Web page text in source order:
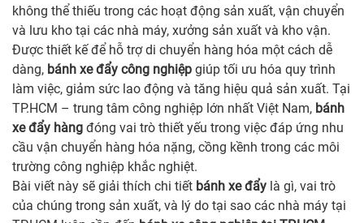
không thể thiếu trong các hoạt động sản xuất, vận chuyển
và lưu kho tại các nhà máy, xưởng sản xuất và kho vận.
Được thiết kế để hỗ trợ di chuyển hàng hóa một cách dễ
dàng, bánh xe đẩy công nghiệp giúp tối ưu hóa quy trình
làm việc, giảm sức lao động và tăng hiệu quả sản xuất. Tại
TP.HCM – trung tâm công nghiệp lớn nhất Việt Nam, bánh
xe đẩy hàng đóng vai trò thiết yếu trong việc đáp ứng nhu
cầu vận chuyển hàng hóa nặng, cồng kềnh trong các môi
trường công nghiệp khắc nghiệt.
Bài viết này sẽ giải thích chi tiết bánh xe đẩy là gì, vai trò
của chúng trong sản xuất, và lý do tại sao các nhà máy tại